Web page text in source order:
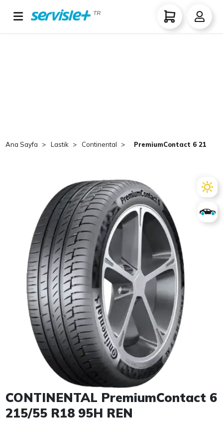
TR
Ana Sayfa Lastik Continental PremiumContact 6 215/55
Item 1 of 1
CONTINENTAL PremiumContact 6
215/55 R18 95H REN